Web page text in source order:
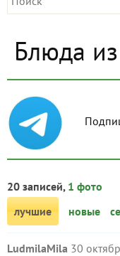
Блюда
20 записей, 1 фото
лучшие
новые
LudmilaMila 30